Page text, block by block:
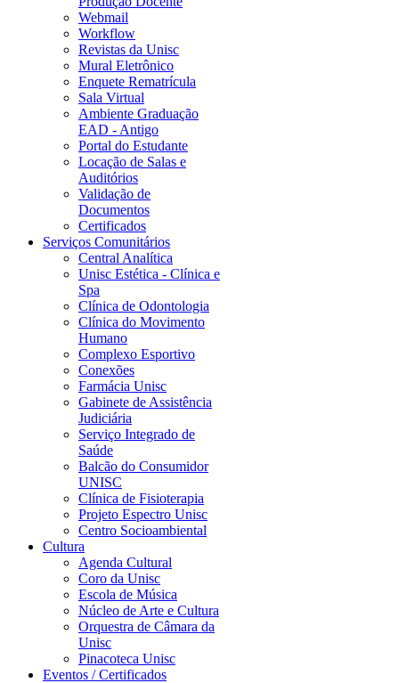
Webmail
Workflow
Revistas da Unisc
Mural Eletrônico
Enquete Rematrícula
Sala Virtual
Ambiente Graduação
EAD - Antigo
Portal do Estudante
Locação de Salas e
Auditórios
Validação de
Documentos
Certificados
Serviços Comunitários
Central Analítica
Unisc Estética - Clínica e
Spa
Clínica de Odontologia
Clínica do Movimento
Humano
Complexo Esportivo
Conexões
Farmácia Unisc
Gabinete de Assistência
Judiciária
Serviço Integrado de
Saúde
Balcão do Consumidor
UNISC
Clínica de Fisioterapia
Projeto Espectro Unisc
Centro Socioambiental
Cultura
Agenda Cultural
Coro da Unisc
Escola de Música
Núcleo de Arte e Cultura
Orquestra de Câmara da
Unisc
Pinacoteca Unisc
Eventos / Certificados